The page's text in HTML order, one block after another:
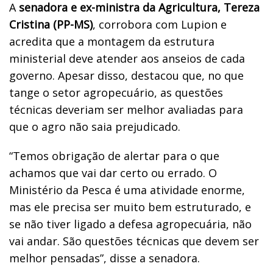
A senadora e ex-ministra da Agricultura, Tereza
Cristina (PP-MS), corrobora com Lupion e
acredita que a montagem da estrutura
ministerial deve atender aos anseios de cada
governo. Apesar disso, destacou que, no que
tange o setor agropecuário, as questões
técnicas deveriam ser melhor avaliadas para
que o agro não saia prejudicado.
“Temos obrigação de alertar para o que
achamos que vai dar certo ou errado. O
Ministério da Pesca é uma atividade enorme,
mas ele precisa ser muito bem estruturado, e
se não tiver ligado a defesa agropecuária, não
vai andar. São questões técnicas que devem ser
melhor pensadas”, disse a senadora.